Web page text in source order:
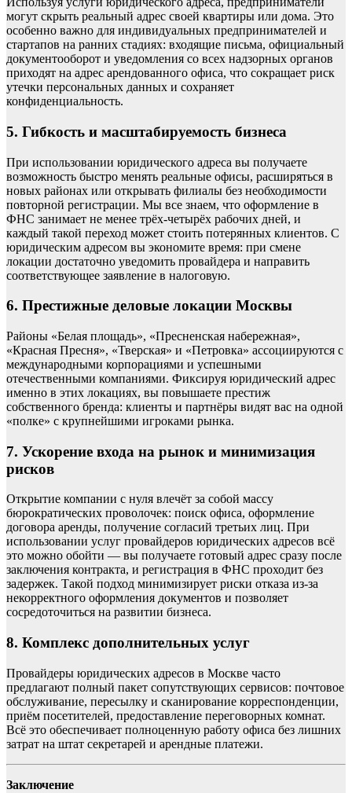
могут скрыть реальный адрес своей квартиры или дома. Это
особенно важно для индивидуальных предпринимателей и
стартапов на ранних стадиях: входящие письма, официальный
документооборот и уведомления со всех надзорных органов
приходят на адрес арендованного офиса, что сокращает риск
утечки персональных данных и сохраняет
конфиденциальность.
5. Гибкость и масштабируемость бизнеса
При использовании юридического адреса вы получаете
возможность быстро менять реальные офисы, расширяться в
новых районах или открывать филиалы без необходимости
повторной регистрации. Мы все знаем, что оформление в
ФНС занимает не менее трёх-четырёх рабочих дней, и
каждый такой переход может стоить потерянных клиентов. С
юридическим адресом вы экономите время: при смене
локации достаточно уведомить провайдера и направить
соответствующее заявление в налоговую.
6. Престижные деловые локации Москвы
Районы «Белая площадь», «Пресненская набережная»,
«Красная Пресня», «Тверская» и «Петровка» ассоциируются с
международными корпорациями и успешными
отечественными компаниями. Фиксируя юридический адрес
именно в этих локациях, вы повышаете престиж
собственного бренда: клиенты и партнёры видят вас на одной
«полке» с крупнейшими игроками рынка.
7. Ускорение входа на рынок и минимизация
рисков
Открытие компании с нуля влечёт за собой массу
бюрократических проволочек: поиск офиса, оформление
договора аренды, получение согласий третьих лиц. При
использовании услуг провайдеров юридических адресов всё
это можно обойти — вы получаете готовый адрес сразу после
заключения контракта, и регистрация в ФНС проходит без
задержек. Такой подход минимизирует риски отказа из-за
некорректного оформления документов и позволяет
сосредоточиться на развитии бизнеса.
8. Комплекс дополнительных услуг
Провайдеры юридических адресов в Москве часто
предлагают полный пакет сопутствующих сервисов: почтовое
обслуживание, пересылку и сканирование корреспонденции,
приём посетителей, предоставление переговорных комнат.
Всё это обеспечивает полноценную работу офиса без лишних
затрат на штат секретарей и арендные платежи.
Заключение